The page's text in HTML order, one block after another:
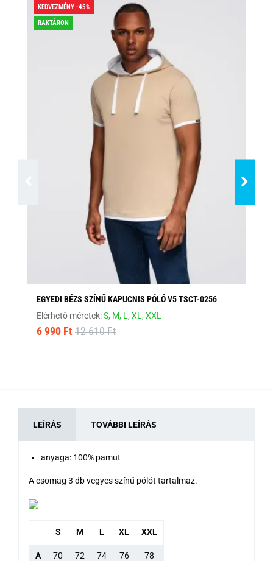
KEDVEZMÉNY -45%
RAKTÁRON
EGYEDI BÉZS SZÍNŰ KAPUCNIS PÓLÓ V5 TSCT-0256
Elérhető méretek:S, M, L,XL,XXL
6 990 Ft 12 610 Ft
LEÍRÁS TOVÁBBI LEÍRÁS
anyaga: 100% pamut
A csomag 3 db vegyes színű pólót tartalmaz.
S M L XL XXL
A 70 72 74 76 78